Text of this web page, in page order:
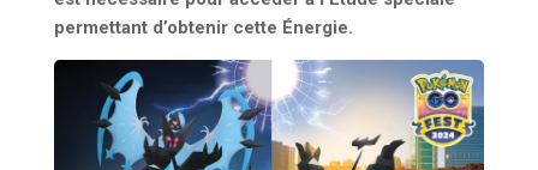
permettant d’obtenir cette Énergie.